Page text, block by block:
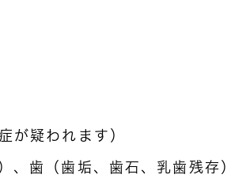
が疑われます）
、歯（歯垢、歯石、乳歯残存）